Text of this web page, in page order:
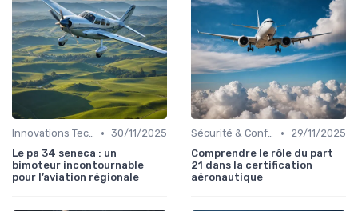
Innovations Technologiques • 30/11/2025
Le pa 34 seneca : un
bimoteur incontournable
pour l’aviation régionale
Sécurité & Conformité •
29/11/2025
Comprendre le rôle du part
21 dans la certification
aéronautique